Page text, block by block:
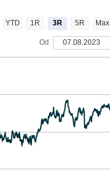
YTD 1R 3R 5R Max
Od 07.08.2023